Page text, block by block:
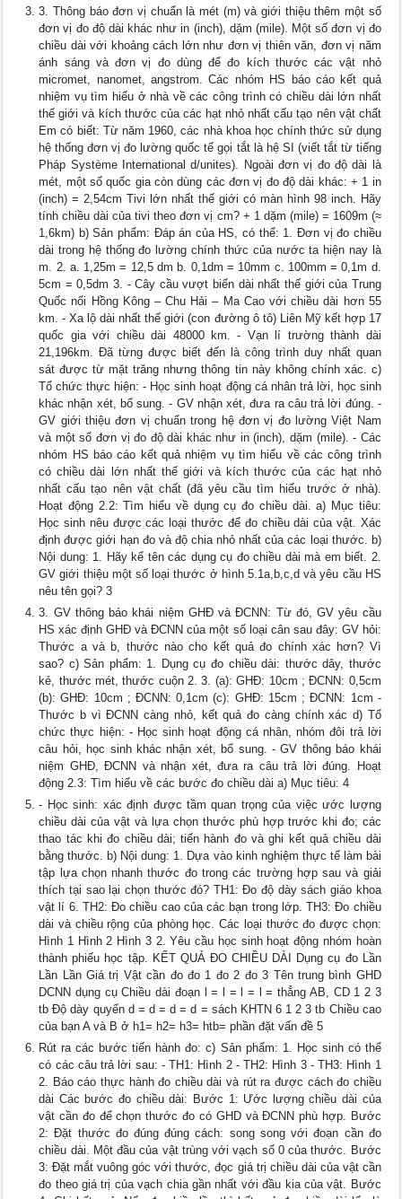
3. Thông báo đơn vị chuẩn là mét (m) và giới thiệu thêm một số
đơn vị đo độ dài khác như in (inch), dặm (mile). Một số đơn vị đo
chiều dài với khoảng cách lớn như đơn vị thiên văn, đơn vị năm
ánh sáng và đơn vị đo dùng để đo kích thước các vật nhỏ
micromet, nanomet, angstrom. Các nhóm HS báo cáo kết quả
nhiệm vụ tìm hiểu ở nhà về các công trình có chiều dài lớn nhất
thế giới và kích thước của các hạt nhỏ nhất cấu tạo nên vật chất
Em có biết: Từ năm 1960, các nhà khoa học chính thức sử dụng
hệ thống đơn vị đo lường quốc tế gọi tắt là hệ SI (viết tắt từ tiếng
Pháp Système International d/unites). Ngoài đơn vị đo độ dài là
mét, một số quốc gia còn dùng các đơn vị đo độ dài khác: + 1 in
(inch) = 2,54cm Tivi lớn nhất thế giới có màn hình 98 inch. Hãy
tính chiều dài của tivi theo đơn vị cm? + 1 dặm (mile) = 1609m (≈
1,6km) b) Sản phẩm: Đáp án của HS, có thể: 1. Đơn vị đo chiều
dài trong hệ thống đo lường chính thức của nước ta hiện nay là
m. 2. a. 1,25m = 12,5 dm b. 0,1dm = 10mm c. 100mm = 0,1m d.
5cm = 0,5dm 3. - Cây cầu vượt biển dài nhất thế giới của Trung
Quốc nối Hồng Kông – Chu Hải – Ma Cao với chiều dài hơn 55
km. - Xa lộ dài nhất thế giới (con đường ô tô) Liên Mỹ kết hợp 17
quốc gia với chiều dài 48000 km. - Vạn lí trường thành dài
21,196km. Đã từng được biết đến là công trình duy nhất quan
sát được từ mặt trăng nhưng thông tin này không chính xác. c)
Tổ chức thực hiện: - Học sinh hoạt động cá nhân trả lời, học sinh
khác nhận xét, bổ sung. - GV nhận xét, đưa ra câu trả lời đúng. -
GV giới thiệu đơn vị chuẩn trong hệ đơn vị đo lường Việt Nam
và một số đơn vị đo độ dài khác như in (inch), dặm (mile). - Các
nhóm HS báo cáo kết quả nhiệm vụ tìm hiểu về các công trình
có chiều dài lớn nhất thế giới và kích thước của các hạt nhỏ
nhất cấu tạo nên vật chất (đã yêu cầu tìm hiểu trước ở nhà).
Hoạt động 2.2: Tìm hiểu về dụng cụ đo chiều dài. a) Mục tiêu:
Học sinh nêu được các loại thước để đo chiều dài của vật. Xác
định được giới hạn đo và độ chia nhỏ nhất của các loại thước. b)
Nội dung: 1. Hãy kể tên các dụng cụ đo chiều dài mà em biết. 2.
GV giới thiệu một số loại thước ở hình 5.1a,b,c,d và yêu cầu HS
nêu tên gọi? 3
3. GV thông báo khái niệm GHĐ và ĐCNN: Từ đó, GV yêu cầu
HS xác định GHĐ và ĐCNN của một số loại cân sau đây: GV hỏi:
Thước a và b, thước nào cho kết quả đo chính xác hơn? Vì
sao? c) Sản phẩm: 1. Dụng cụ đo chiều dài: thước dây, thước
kẻ, thước mét, thước cuộn 2. 3. (a): GHĐ: 10cm ; ĐCNN: 0,5cm
(b): GHĐ: 10cm ; ĐCNN: 0,1cm (c): GHĐ: 15cm ; ĐCNN: 1cm -
Thước b vì ĐCNN càng nhỏ, kết quả đo càng chính xác d) Tổ
chức thực hiện: - Học sinh hoạt động cá nhân, nhóm đôi trả lời
câu hỏi, học sinh khác nhận xét, bổ sung. - GV thông báo khái
niệm GHĐ, ĐCNN và nhận xét, đưa ra câu trả lời đúng. Hoạt
động 2.3: Tìm hiểu về các bước đo chiều dài a) Mục tiêu: 4
- Học sinh: xác định được tầm quan trọng của việc ước lượng
chiều dài của vật và lựa chọn thước phù hợp trước khi đo; các
thao tác khi đo chiều dài; tiến hành đo và ghi kết quả chiều dài
bằng thước. b) Nội dung: 1. Dựa vào kinh nghiệm thực tế làm bài
tập lựa chọn nhanh thước đo trong các trường hợp sau và giải
thích tại sao lại chọn thước đó? TH1: Đo độ dày sách giáo khoa
vật lí 6. TH2: Đo chiều cao của các bạn trong lớp. TH3: Đo chiều
dài và chiều rộng của phòng học. Các loại thước đo được chọn:
Hình 1 Hình 2 Hình 3 2. Yêu cầu học sinh hoạt động nhóm hoàn
thành phiếu học tập. KẾT QUẢ ĐO CHIỀU DÀI Dụng cụ đo Lần
Lần Lần Giá trị Vật cần đo đo 1 đo 2 đo 3 Tên trung bình GHD
DCNN dụng cụ Chiều dài đoạn l = l = l = l = thẳng AB, CD 1 2 3
tb Độ dày quyển d = d = d = d = sách KHTN 6 1 2 3 tb Chiều cao
của bạn A và B ở h1= h2= h3= htb= phần đặt vấn đề 5
Rút ra các bước tiến hành đo: c) Sản phẩm: 1. Học sinh có thể
có các câu trả lời sau: - TH1: Hình 2 - TH2: Hình 3 - TH3: Hình 1
2. Báo cáo thực hành đo chiều dài và rút ra được cách đo chiều
dài Các bước đo chiều dài: Bước 1: Ước lượng chiều dài của
vật cần đo để chọn thước đo có GHD và ĐCNN phù hợp. Bước
2: Đặt thước đo đúng đúng cách: song song với đoạn cần đo
chiều dài. Một đầu của vật trùng với vạch số 0 của thước. Bước
3: Đặt mắt vuông góc với thước, đọc giá trị chiều dài của vật cần
đo theo giá trị của vạch chia gần nhất với đầu kia của vật. Bước